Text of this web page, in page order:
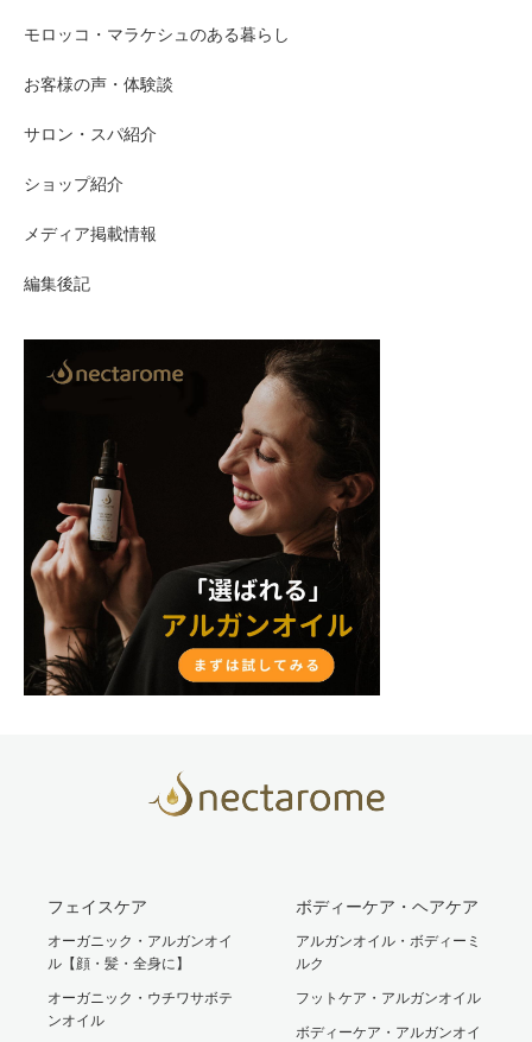
モロッコ・マラケシュのある暮らし
お客様の声・体験談
サロン・スパ紹介
ショップ紹介
メディア掲載情報
編集後記
フェイスケア
オーガニック・アルガンオイ
ル【顔・髪・全身に】
オーガニック・ウチワサボテ
ンオイル
ボディーケア・ヘアケア
アルガンオイル・ボディーミ
ルク
フットケア・アルガンオイル
ボディーケア・アルガンオイ